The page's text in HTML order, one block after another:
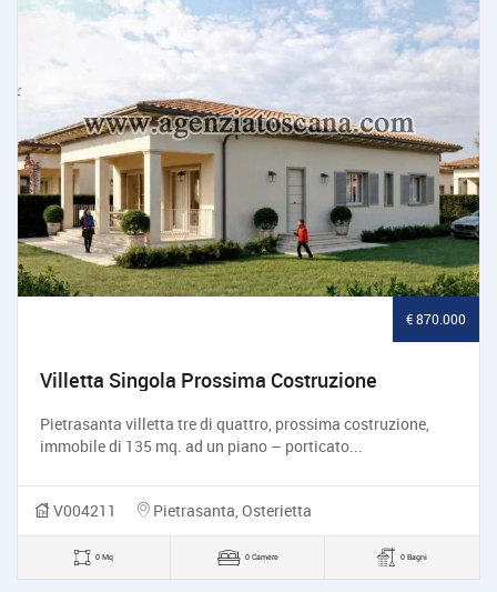
€ 870.000
Villetta Singola Prossima Costruzione
Pietrasanta villetta tre di quattro, prossima costruzione,
immobile di 135 mq. ad un piano – porticato...
V004211 Pietrasanta, Osterietta
0 Mq 0 Camere 0 Bagni